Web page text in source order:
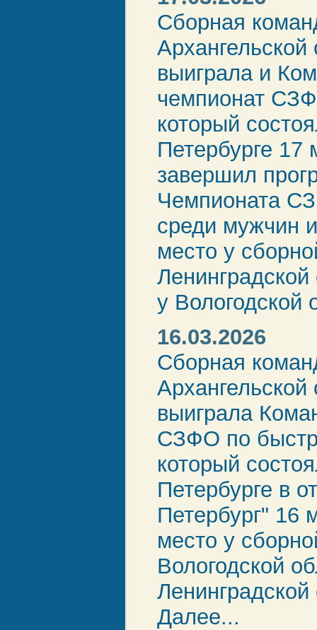
Сборная
Архангельской
выиграла и
чемпионат
который
Петербурге 17
завершил
Чемпионата
среди мужчин
место у
Ленинградской
у Вологодской
16.03.2026
Сборная
Архангельской
выиграла
СЗФО по
который
Петербурге в
Петербург" 16
место у
Вологодской
Ленинградской
Далее...